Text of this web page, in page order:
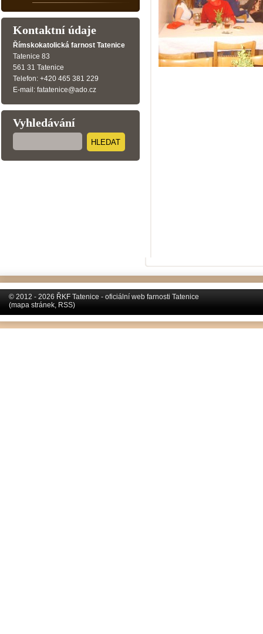
Kontaktní údaje
Římskokatolická farnost Tatenice
Tatenice 83
561 31 Tatenice
Telefon: +420 465 381 229
E-mail: fatatenice@ado.cz
Vyhledávání
HLEDAT
© 2012 - 2026 ŘKF Tatenice - oficiální web farnosti Tatenice
(mapa stránek, RSS)